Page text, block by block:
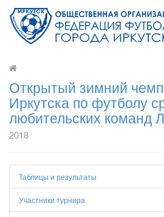
Открытый зимний
Иркутска по футболу
любительских команд
2018
Таблицы и результаты
Участники турнира